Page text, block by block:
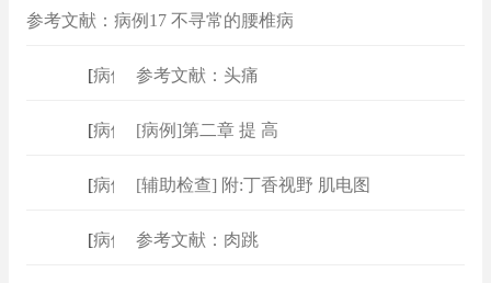
参考文献：病例17 不寻常的腰椎病
病例 参考文献：头痛
病例 [病例]第二章 提 高
病例 [辅助检查] 附:丁香视野 肌电图
病例 参考文献：肉跳